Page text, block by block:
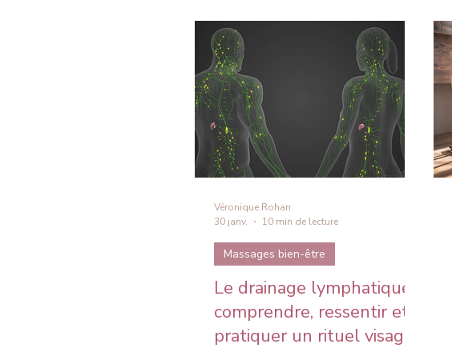
Le drainage lymphatique :
comprendre, ressentir et
pratiquer un rituel visage
Massages bien-être
Véronique Rohan
30 janv.
10 min de lecture